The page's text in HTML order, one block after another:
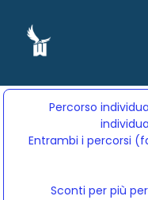
Percorso
Entrambi i percorsi
Sconti per più